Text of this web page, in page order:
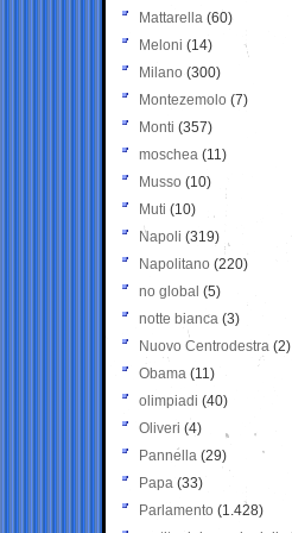
Mattarella (60)
Meloni (14)
Milano (300)
Montezemolo (7)
Monti (357)
moschea (11)
Musso (10)
Muti (10)
Napoli (319)
Napolitano (220)
no global (5)
notte bianca (3)
Nuovo Centrodestra (2)
Obama (11)
olimpiadi (40)
Oliveri (4)
Pannella (29)
Papa (33)
Parlamento (1.428)